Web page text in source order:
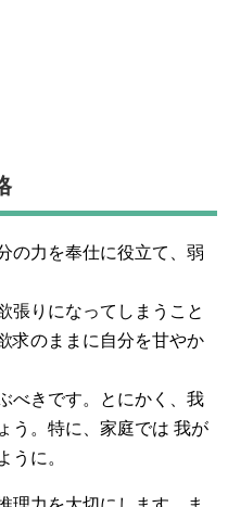
の力を奉仕に役立て、弱
張りになってしまうこと
求のままに自分を甘やか
べきです。とにかく、我
う。特に、家庭では 我が
うに。